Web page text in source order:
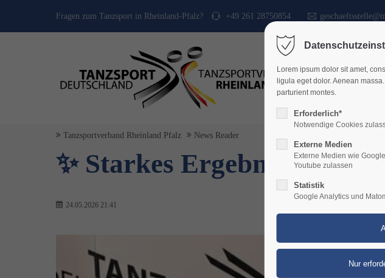
Fragen zum Tanzsport in Rheinland-Pfalz? +49 261 28750854
Tanzsportverband Rheinland Pfalz News Reader
✨ Starkes Ergebnis für
24.05.2026 21:41
Lorem ipsum dolor sit amet,
ligula eget dolor. Aenean
parturient montes.
Erforderlich*
Notwendige Cookies
Externe Medien
Externe Medien wie
Youtube zulassen
Statistik
Google Analytics und